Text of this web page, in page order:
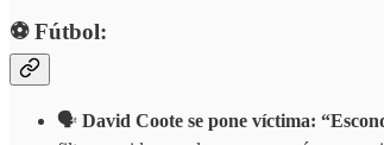
⚽️ Fútbol:
🗣️ David Coote se pone víctima: